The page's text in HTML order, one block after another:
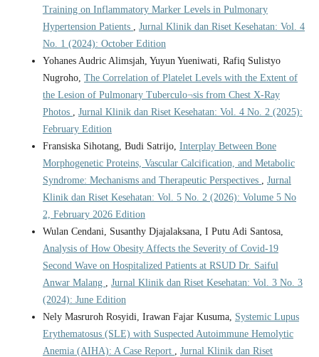
Training on Inflammatory Marker Levels in Pulmonary
Hypertension Patients , Jurnal Klinik dan Riset Kesehatan: Vol. 4
No. 1 (2024): October Edition
Yohanes Audric Alimsjah, Yuyun Yueniwati, Rafiq Sulistyo
Nugroho, The Correlation of Platelet Levels with the Extent of
the Lesion of Pulmonary Tuberculo¬sis from Chest X-Ray
Photos , Jurnal Klinik dan Riset Kesehatan: Vol. 4 No. 2 (2025):
February Edition
Fransiska Sihotang, Budi Satrijo, Interplay Between Bone
Morphogenetic Proteins, Vascular Calcification, and Metabolic
Syndrome: Mechanisms and Therapeutic Perspectives , Jurnal
Klinik dan Riset Kesehatan: Vol. 5 No. 2 (2026): Volume 5 No
2, February 2026 Edition
Wulan Cendani, Susanthy Djajalaksana, I Putu Adi Santosa,
Analysis of How Obesity Affects the Severity of Covid-19
Second Wave on Hospitalized Patients at RSUD Dr. Saiful
Anwar Malang , Jurnal Klinik dan Riset Kesehatan: Vol. 3 No. 3
(2024): June Edition
Nely Masruroh Rosyidi, Irawan Fajar Kusuma, Systemic Lupus
Erythematosus (SLE) with Suspected Autoimmune Hemolytic
Anemia (AIHA): A Case Report , Jurnal Klinik dan Riset